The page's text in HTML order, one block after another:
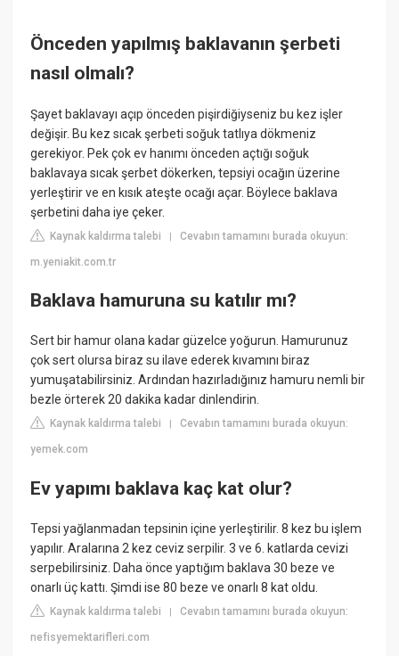
Önceden yapılmış baklavanın şerbeti
nasıl olmalı?
Şayet baklavayı açıp önceden pişirdiğiyseniz bu kez işler
değişir. Bu kez sıcak şerbeti soğuk tatlıya dökmeniz
gerekiyor. Pek çok ev hanımı önceden açtığı soğuk
baklavaya sıcak şerbet dökerken, tepsiyi ocağın üzerine
yerleştirir ve en kısık ateşte ocağı açar. Böylece baklava
şerbetini daha iye çeker.
Kaynak kaldırma talebi |Cevabın tamamını burada okuyun:
m.yeniakit.com.tr
Baklava hamuruna su katılır mı?
Sert bir hamur olana kadar güzelce yoğurun. Hamurunuz
çok sert olursa biraz su ilave ederek kıvamını biraz
yumuşatabilirsiniz. Ardından hazırladığınız hamuru nemli bir
bezle örterek 20 dakika kadar dinlendirin.
Kaynak kaldırma talebi |Cevabın tamamını burada okuyun:
yemek.com
Ev yapımı baklava kaç kat olur?
Tepsi yağlanmadan tepsinin içine yerleştirilir. 8 kez bu işlem
yapılır. Aralarına 2 kez ceviz serpilir. 3 ve 6. katlarda cevizi
serpebilirsiniz. Daha önce yaptığım baklava 30 beze ve
onarlı üç kattı. Şimdi ise 80 beze ve onarlı 8 kat oldu.
Kaynak kaldırma talebi |Cevabın tamamını burada okuyun:
nefisyemektarifleri.com